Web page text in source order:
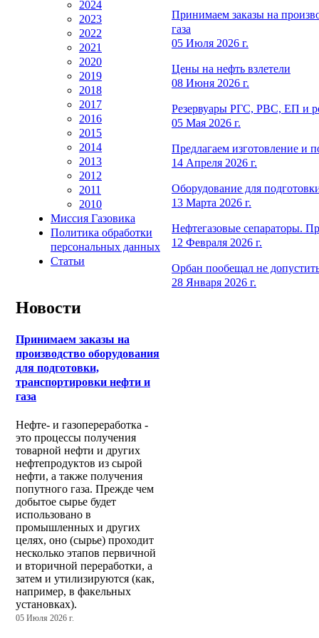
2024
2023
2022
2021
2020
2019
2018
2017
2016
2015
2014
2013
2012
2011
2010
Миссия Газовика
Политика обработки
персональных данных
Статьи
Новости
Принимаем заказы на
производство оборудования
для подготовки,
транспортировки нефти и
газа
Нефте- и газопереработка -
это процессы получения
товарной нефти и других
нефтепродуктов из сырой
нефти, а также получения
попутного газа. Прежде чем
добытое сырье будет
использовано в
промышленных и других
целях, оно (сырье) проходит
несколько этапов первичной
и вторичной переработки, а
затем и утилизируются (как,
например, в факельных
установках).
05 Июля 2026 г.
Принимаем заказы на
газа
05 Июля 2026 г.
Цены на нефть взлетели
08 Июня 2026 г.
Резервуары РГС, РВС, ЕП и
05 Мая 2026 г.
Предлагаем изготовление и
14 Апреля 2026 г.
Оборудование для
13 Марта 2026 г.
Нефтегазовые сепараторы.
12 Февраля 2026 г.
Орбан пообещал не
28 Января 2026 г.